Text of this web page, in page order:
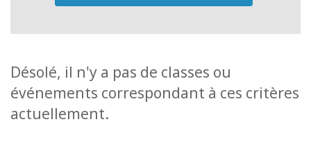
CONTACT
Désolé, il n'y a pas de classes ou
événements correspondant à ces critères
actuellement.